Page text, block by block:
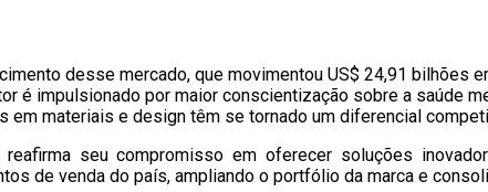
desse mercado, que movimentou US$ 24,91 bilhões
é impulsionado por maior conscientização sobre a saúde
em materiais e design têm se tornado um diferencial
seu compromisso em oferecer soluções
de venda do país, ampliando o portfólio da marca e